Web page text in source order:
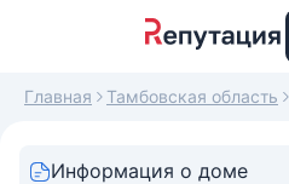
Главная Тамбовская область
Информация о доме